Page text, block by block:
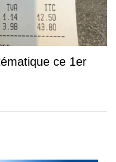
ce 1er